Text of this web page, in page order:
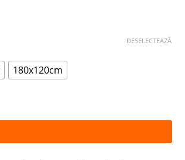
180x120cm
DESELECTEAZĂ